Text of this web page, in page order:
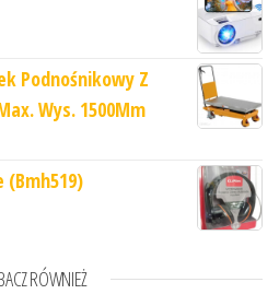
Podnośnikowy Z
Wys. 1500Mm
(Bmh519)
RÓWNIEŻ